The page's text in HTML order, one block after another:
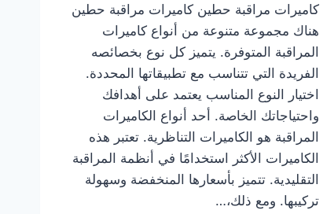
كاميرات مراقبة حطين كاميرات مراقبة حطين
هناك مجموعة متنوعة من أنواع كاميرات
المراقبة المتوفرة. يتميز كل نوع بخصائصه
الفريدة التي تتناسب مع تطبيقاتها المحددة.
اختيار النوع المناسب يعتمد على أهدافك
واحتياجاتك الخاصة. أحد أنواع الكاميرات
المراقبة هو الكاميرات التناظرية. تعتبر هذه
الكاميرات الأكثر استخدامًا في أنظمة المراقبة
التقليدية. تتميز بأسعارها المنخفضة وسهولة
تركيبها. ومع ذلك،…